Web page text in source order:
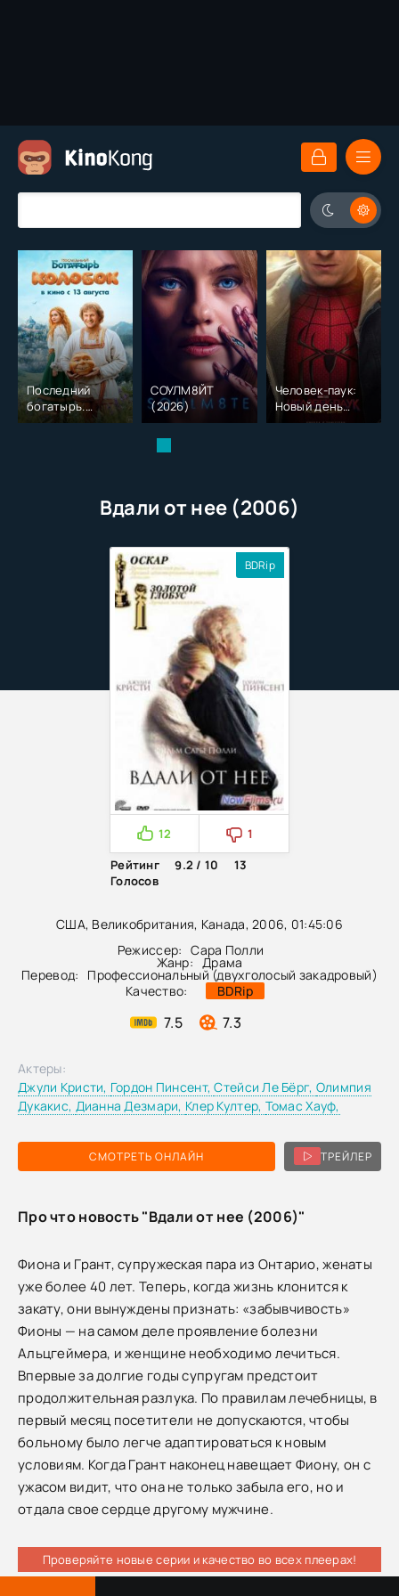
Последний
богатырь.
Колобок (2026)
СОУЛМ8ЙТ
(2026)
Человек-паук:
Новый день
(2026)
Вдали от нее (2006)
США, Великобритания, Канада, 2006, 01:45:06
Режиссер: Сара Полли
Жанр: Драма
Перевод:
Профессиональный (двухголосый закадровый)
Качество:
BDRip
7.5 7.3
BDRip
12
1
Рейтинг
9.2 / 10
13
Голосов
СМОТРЕТЬ ОНЛАЙН ТРЕЙЛЕР
Актеры:
Джули Кристи, Гордон Пинсент,Стейси Ле Бёрг, Олимпия
Дукакис, Дианна Дезмари, Клер Култер, Томас Хауф,
Про что новость "Вдали от нее (2006)"
Фиона и Грант, супружеская пара из Онтарио, женаты
уже более 40 лет. Теперь, когда жизнь клонится к
закату, они вынуждены признать: «забывчивость»
Фионы — на самом деле проявление болезни
Альцгеймера, и женщине необходимо лечиться.
Впервые за долгие годы супругам предстоит
продолжительная разлука. По правилам лечебницы, в
первый месяц посетители не допускаются, чтобы
больному было легче адаптироваться к новым
условиям. Когда Грант наконец навещает Фиону, он с
ужасом видит, что она не только забыла его, но и
отдала свое сердце другому мужчине.
Проверяйте новые серии и качество во всех плеерах!